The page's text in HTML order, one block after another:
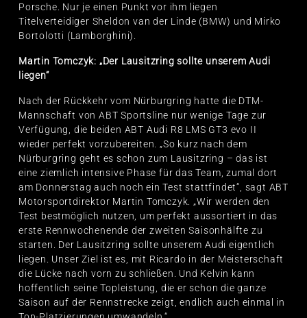
Porsche. Nur je einen Punkt vor ihm liegen
Titelverteidiger Sheldon van der Linde (BMW) und Mirko
Bortolotti (Lamborghini).
Martin Tomczyk: „Der Lausitzring sollte unserem Audi
liegen“
Nach der Rückkehr vom Nürburgring hatte die DTM-
Mannschaft von ABT Sportsline nur wenige Tage zur
Verfügung, die beiden ABT Audi R8 LMS GT3 evo II
wieder perfekt vorzubereiten. „So kurz nach dem
Nürburgring geht es schon zum Lausitzring – das ist
eine ziemlich intensive Phase für das Team, zumal dort
am Donnerstag auch noch ein Test stattfindet“, sagt ABT
Motorsportdirektor Martin Tomczyk. „Wir werden den
Test bestmöglich nutzen, um perfekt aussortiert in das
erste Rennwochenende der zweiten Saisonhälfte zu
starten. Der Lausitzring sollte unserem Audi eigentlich
liegen. Unser Ziel ist es, mit Ricardo in der Meisterschaft
die Lücke nach vorn zu schließen. Und Kelvin kann
hoffentlich seine Topleistung, die er schon die ganze
Saison auf der Rennstrecke zeigt, endlich auch einmal in